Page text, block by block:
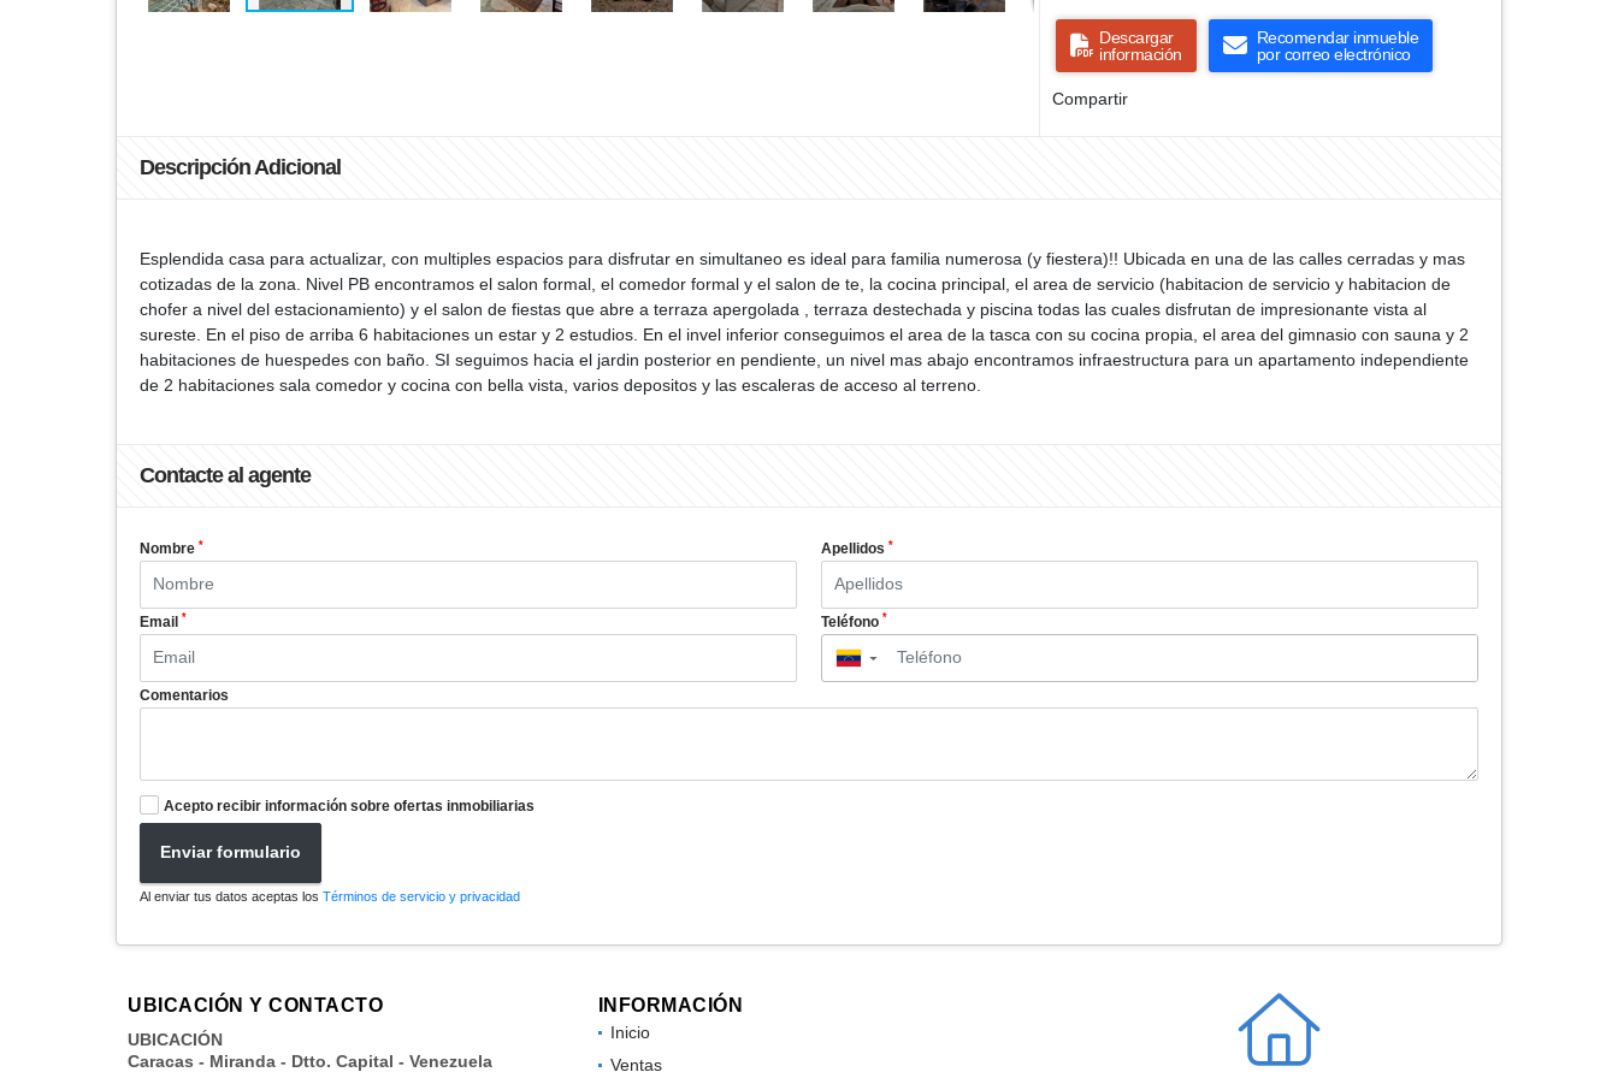
Descargar
información
Recomendar inmueble
por correo electrónico
Compartir
Descripción Adicional
Esplendida casa para actualizar, con multiples espacios para disfrutar en simultaneo es ideal para familia numerosa (y fiestera)!! Ubicada en una de las calles cerradas y mas
cotizadas de la zona. Nivel PB encontramos el salon formal, el comedor formal y el salon de te, la cocina principal, el area de servicio (habitacion de servicio y habitacion de
chofer a nivel del estacionamiento) y el salon de fiestas que abre a terraza apergolada , terraza destechada y piscina todas las cuales disfrutan de impresionante vista al
sureste. En el piso de arriba 6 habitaciones un estar y 2 estudios. En el invel inferior conseguimos el area de la tasca con su cocina propia, el area del gimnasio con sauna y 2
habitaciones de huespedes con baño. SI seguimos hacia el jardin posterior en pendiente, un nivel mas abajo encontramos infraestructura para un apartamento independiente
de 2 habitaciones sala comedor y cocina con bella vista, varios depositos y las escaleras de acceso al terreno.
Contacte al agente
Nombre * Apellidos *
Email * Teléfono *
▼
Comentarios
Acepto recibir información sobre ofertas inmobiliarias
Enviar formulario
Al enviar tus datos aceptas los Términos de servicio y privacidad
UBICACIÓN Y CONTACTO
UBICACIÓN
Caracas - Miranda - Dtto. Capital - Venezuela
INFORMACIÓN
Inicio
Ventas